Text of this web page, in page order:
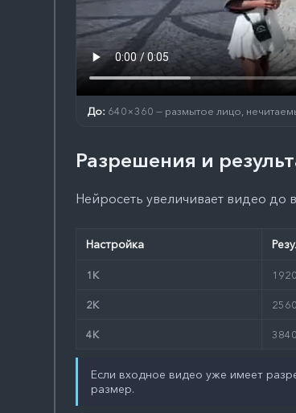
До: 640×360 — размытое лицо,
Разрешения и
Нейросеть увеличивает видео до
Настройка
1K
2K
4K
Если входное видео уже имеет
размер.